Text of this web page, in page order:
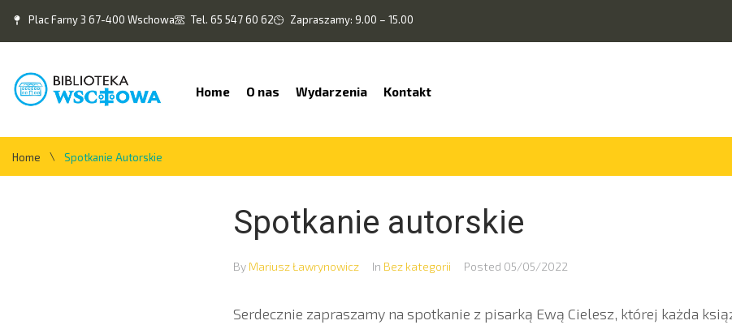
Plac Farny 3 67-400 Wschowa Tel. 65 547 60 62 Zapraszamy: 9.00 – 15.00
Home O nas Wydarzenia Kontakt
Home \ Spotkanie Autorskie
Spotkanie autorskie
By Mariusz Ławrynowicz In Bez kategorii Posted 05/05/2022
Serdecznie zapraszamy na spotkanie z pisarką Ewą Cielesz, której każda